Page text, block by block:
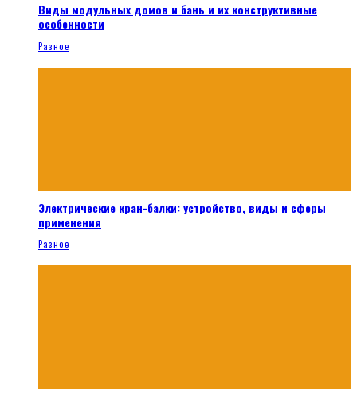
Виды модульных домов и бань и их конструктивные
особенности
Разное
Электрические кран-балки: устройство, виды и сферы
применения
Разное